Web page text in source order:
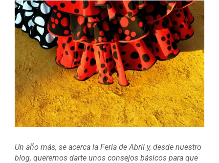
Ver
imagen
más
grande
Un año más, se acerca la Feria de Abril y, desde nuestro
blog, queremos darte unos consejos básicos para que